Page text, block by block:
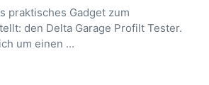
praktisches Gadget zum
den Delta Garage Profilt Tester.
um einen ...